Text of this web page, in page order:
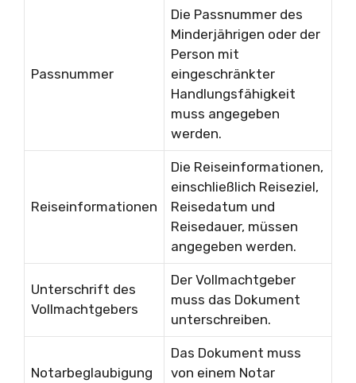
Passnummer
Die Passnummer des
Minderjährigen oder der
Person mit
eingeschränkter
Handlungsfähigkeit
muss angegeben
werden.
Reiseinformationen
Die Reiseinformationen,
einschließlich Reiseziel,
Reisedatum und
Reisedauer, müssen
angegeben werden.
Unterschrift des
Vollmachtgebers
Der Vollmachtgeber
muss das Dokument
unterschreiben.
Notarbeglaubigung
Das Dokument muss
von einem Notar